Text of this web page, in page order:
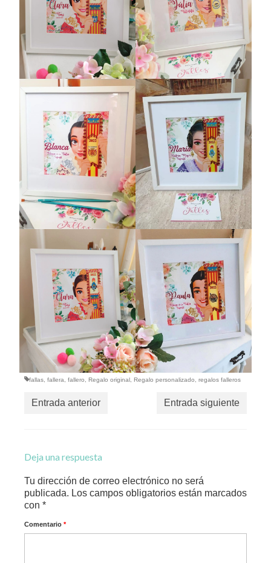
fallas fallera fallero Regalo original Regalo personalizado regalos falleros
Entrada anterior Entrada siguiente
Deja una respuesta
Tu dirección de correo electrónico no será
publicada. Los campos obligatorios están marcados
con *
Comentario *